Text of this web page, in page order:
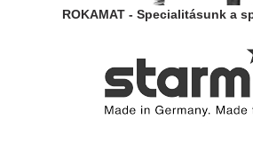
ROKAMAT - Specialitásunk a